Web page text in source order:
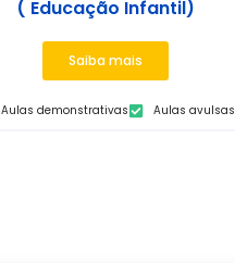
( Educação Infantil)
Saiba mais
Aulas demonstrativas Aulas avulsas